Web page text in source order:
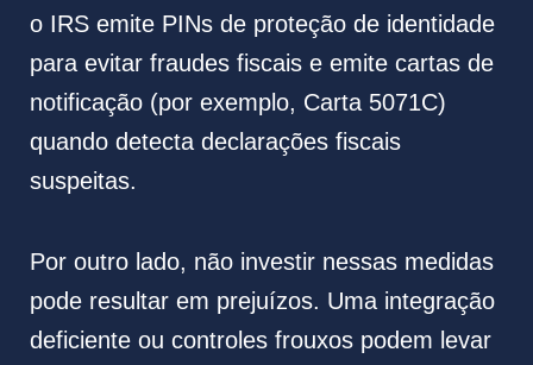
o IRS emite PINs de proteção de identidade
para evitar fraudes fiscais e emite cartas de
notificação (por exemplo, Carta 5071C)
quando detecta declarações fiscais
suspeitas.
Por outro lado, não investir nessas medidas
pode resultar em prejuízos. Uma integração
deficiente ou controles frouxos podem levar